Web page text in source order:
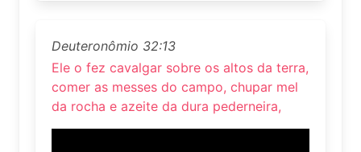
Deuteronômio 32:13
Ele o fez cavalgar sobre os altos da terra,
comer as messes do campo, chupar mel
da rocha e azeite da dura pederneira,